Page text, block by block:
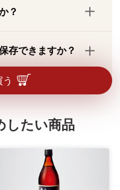
。
す。
？
存できますか？
内に使い切って
の次亜塩素酸が
とはできませ
したい商品